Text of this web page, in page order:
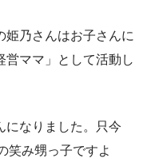
姫乃さんはお子さんに
営ママ」として活動し
になりました。只今
笑み甥っ子ですよ